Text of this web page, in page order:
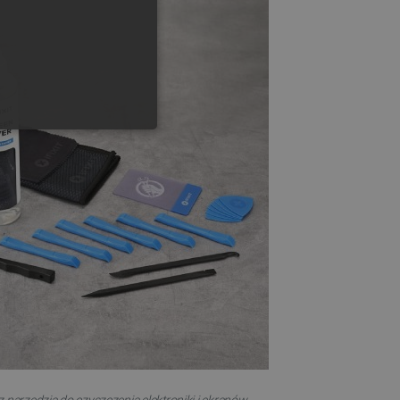
i zarządzanie kontem.
do działania sklepu
do celów bilansowania